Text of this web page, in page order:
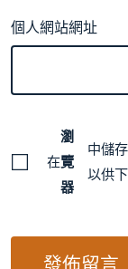
個人網站網址
在
瀏
覽
器
中儲
以供